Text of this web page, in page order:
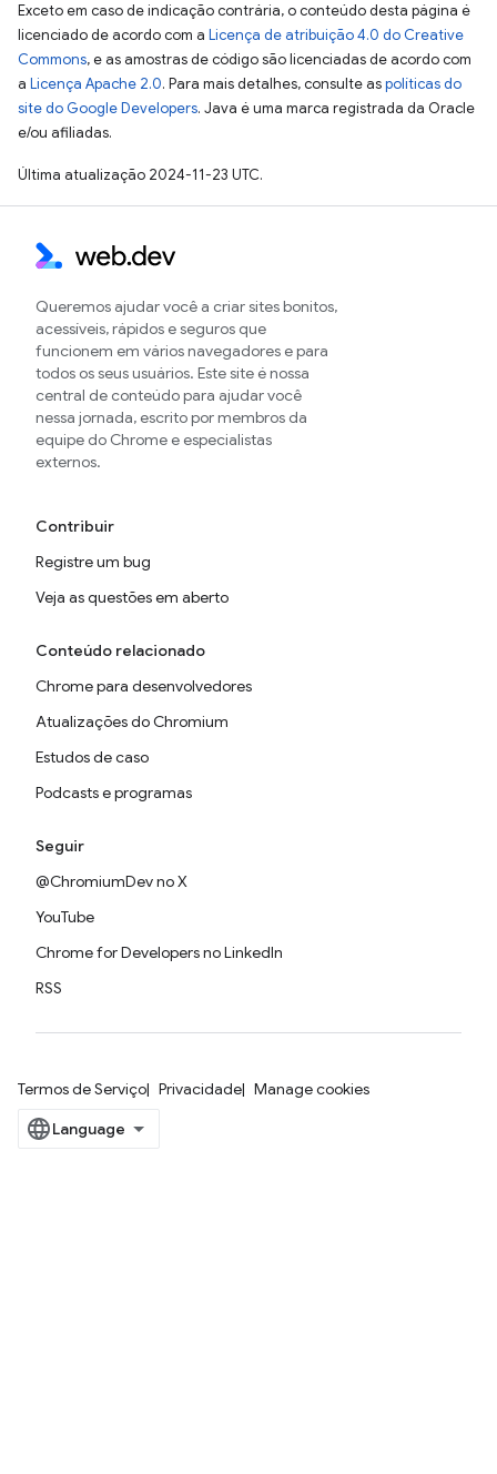
Exceto em caso de indicação contrária, o conteúdo desta página é
licenciado de acordo com a Licença de atribuição 4.0 do Creative
Commons, e as amostras de código são licenciadas de acordo com
a Licença Apache 2.0. Para mais detalhes, consulte aspolíticas do
site do Google Developers. Java é uma marca registrada da Oracle
e/ou afiliadas.
Última atualização 2024-11-23 UTC.
Queremos ajudar você a criar sites bonitos,
acessíveis, rápidos e seguros que
funcionem em vários navegadores e para
todos os seus usuários. Este site é nossa
central de conteúdo para ajudar você
nessa jornada, escrito por membros da
equipe do Chrome e especialistas
externos.
Contribuir
Registre um bug
Veja as questões em aberto
Conteúdo relacionado
Chrome para desenvolvedores
Atualizações do Chromium
Estudos de caso
Podcasts e programas
Seguir
@ChromiumDev no X
YouTube
Chrome for Developers no LinkedIn
RSS
Termos de Serviço Privacidade Manage cookies